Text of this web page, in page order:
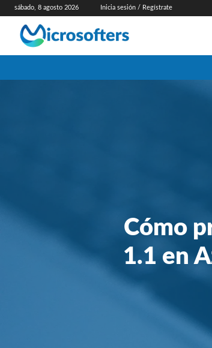
sábado, 8 agosto 2026 Inicia sesión / Regístrate
Cómo
1.1 en